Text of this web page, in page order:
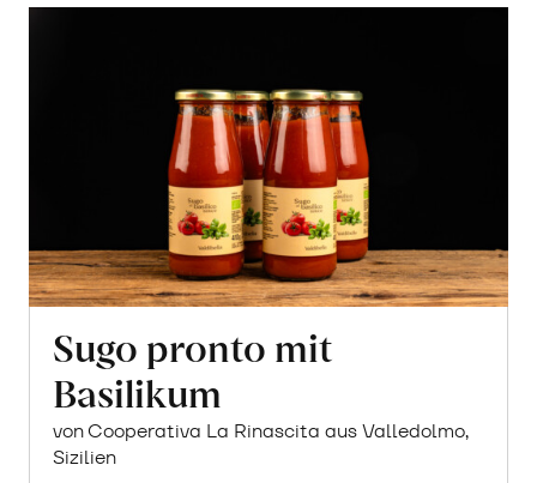
Sugo pronto mit
Basilikum
von Cooperativa La Rinascita aus Valledolmo,
Sizilien